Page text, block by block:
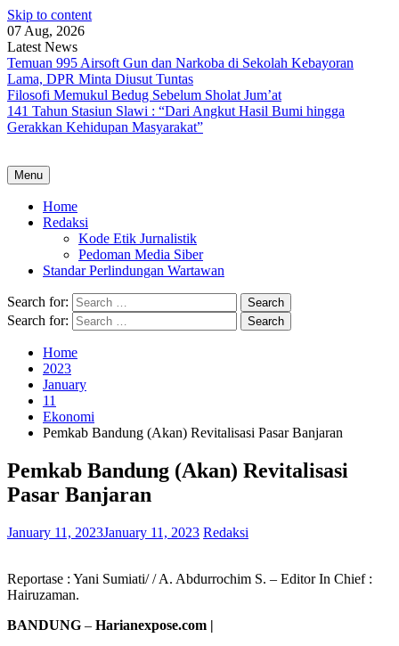
Skip to content
07 Aug, 2026
Latest News
Temuan 995 Airsoft Gun dan Narkoba di Sekolah Kebayoran
Lama, DPR Minta Diusut Tuntas
Filosofi Memukul Bedug Sebelum Sholat Jum’at
141 Tahun Stasiun Slawi : “Dari Angkut Hasil Bumi hingga
Gerakkan Kehidupan Masyarakat”
Menu
Home
Redaksi
Kode Etik Jurnalistik
Pedoman Media Siber
Standar Perlindungan Wartawan
Search for:
Search for:
Home
2023
January
11
Ekonomi
Pemkab Bandung (Akan) Revitalisasi Pasar Banjaran
Pemkab Bandung (Akan) Revitalisasi
Pasar Banjaran
January 11, 2023January 11, 2023 Redaksi
Reportase : Yani Sumiati/ / A. Abdurrochim S. – Editor In Chief :
Hairuzaman.
BANDUNG – Harianexpose.com |